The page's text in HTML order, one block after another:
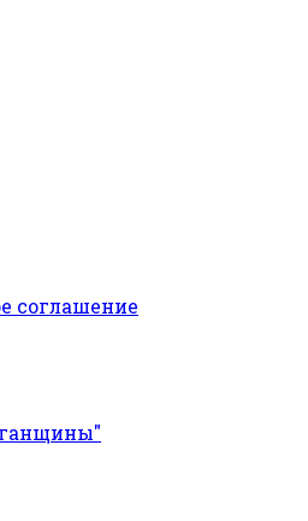
соглашение